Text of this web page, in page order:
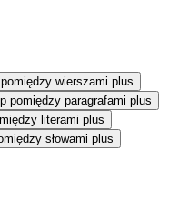
wierszami plus
pomiędzy paragrafami plus
literami plus
słowami plus